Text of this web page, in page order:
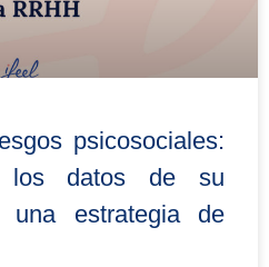
psicosociales:
los datos de su
una estrategia de